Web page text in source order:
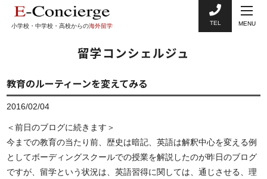
小学校・中学校・高校からの海外留学 TEL MENU
留学コンシェルジュ
教育のルーティーンを変えてみる
2016/02/04
＜前日のブログに続きます＞
今までの教育の当たり前、歴史は暗記、英語は解釈中心を変える例
としてボーディングスクールでの授業を解説したのが昨日のブログ
ですが、留学という状況は、英語習得に関しては、通じさせる、理